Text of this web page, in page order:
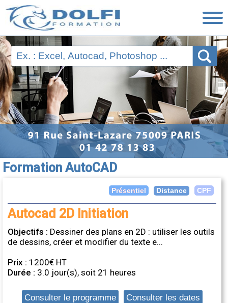
Nos Formations
Ressources
Financement
Évaluations
Nous contacter
Formation AutoCAD
Présentiel Distance CPF
Autocad 2D Initiation
Objectifs : Dessiner des plans en 2D : utiliser les outils
de dessins, créer et modifier du texte e...
Prix : 1200€ HT
Durée : 3.0 jour(s), soit 21 heures
Consulter le programme Consulter les dates